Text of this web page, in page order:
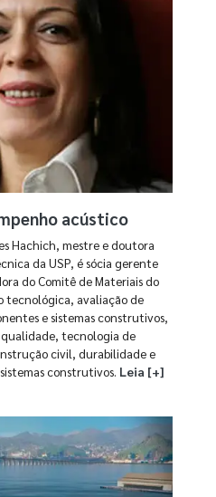
acústico
Hachich, mestre e doutora
da USP, é sócia gerente
do Comitê de Materiais do
tecnológica, avaliação de
e sistemas construtivos,
qualidade, tecnologia de
civil, durabilidade e
construtivos. Leia [+]